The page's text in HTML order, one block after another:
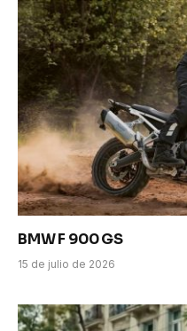
BMW F 900 GS
15 de julio de 2026